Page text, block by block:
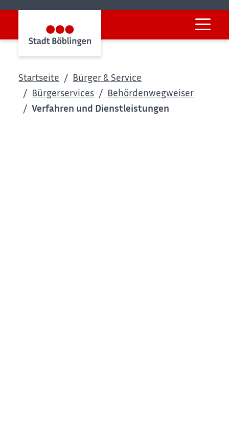
Startseite
Bürger & Service
Bürgerservices
Behördenwegweiser
Verfahren und Dienstleistungen